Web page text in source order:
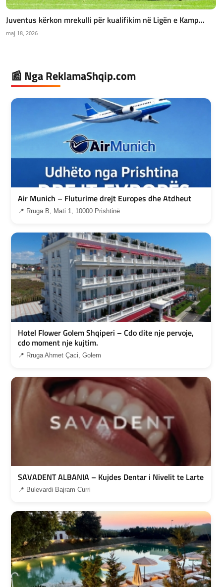
Juventus kërkon mrekulli për kualifikim në Ligën e Kamp...
maj 18, 2026
📰 Nga ReklamaShqip.com
Air Munich – Fluturime drejt Europes dhe Atdheut
📍 Rruga B, Mati 1, 10000 Prishtinë
Hotel Flower Golem Shqiperi – Cdo dite nje pervoje,
cdo moment nje kujtim.
📍 Rruga Ahmet Çaci, Golem
SAVADENT ALBANIA – Kujdes Dentar i Nivelit te Larte
📍 Bulevardi Bajram Curri